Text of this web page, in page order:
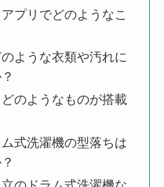
プリでどのようなこ
のような衣類や汚れに
のようなものが搭載
式洗濯機の型落ちは